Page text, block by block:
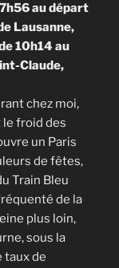
au départ
Lausanne,
10h14 au
Claude,
chez moi,
le froid des
un Paris
de fêtes,
Train Bleu
de la
plus loin,
sous la
taux de